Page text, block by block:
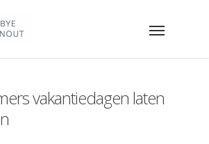
vakantiedagen laten